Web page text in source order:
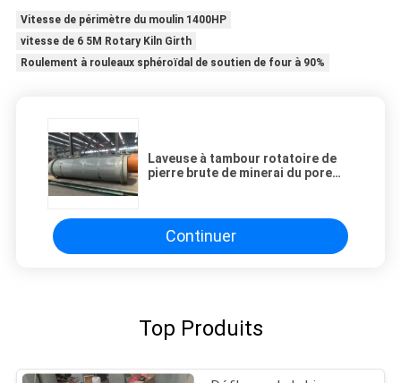
Vitesse de périmètre du moulin 1400HP
vitesse de 6 5M Rotary Kiln Girth
Roulement à rouleaux sphéroïdal de soutien de four à 90%
Laveuse à tambour rotatoire de
pierre brute de minerai du pore
Continuer
Top Produits